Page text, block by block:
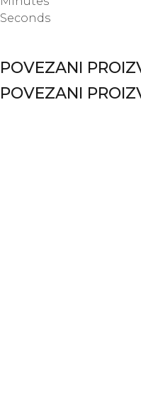
Seconds
POVEZANI
POVEZANI